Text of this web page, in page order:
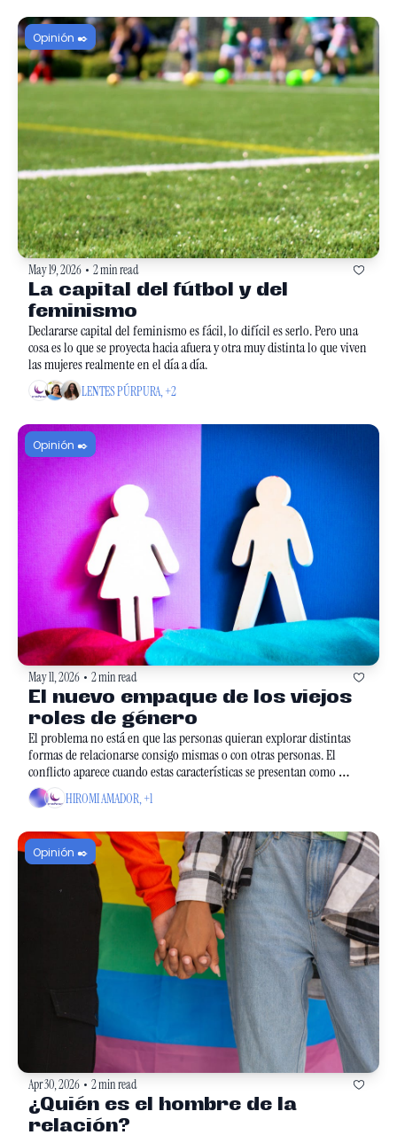
Opinión ✒️
May 19, 2026 • 2 min read
La capital del fútbol y del
feminismo
Declararse capital del feminismo es fácil, lo difícil es serlo. Pero una
cosa es lo que se proyecta hacia afuera y otra muy distinta lo que viven
las mujeres realmente en el día a día.
LENTES PÚRPURA, +2
Opinión ✒️
May 11, 2026 • 2 min read
El nuevo empaque de los viejos
roles de género
El problema no está en que las personas quieran explorar distintas
formas de relacionarse consigo mismas o con otras personas. El
conflicto aparece cuando estas características se presentan como
HIROMI AMADOR, +1
Opinión ✒️
Apr 30, 2026 • 2 min read
¿Quién es el hombre de la